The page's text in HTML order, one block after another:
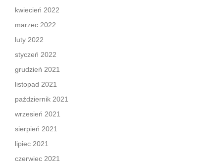
kwiecień 2022
marzec 2022
luty 2022
styczeń 2022
grudzień 2021
listopad 2021
październik 2021
wrzesień 2021
sierpień 2021
lipiec 2021
czerwiec 2021